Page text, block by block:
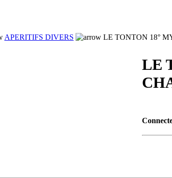
APERITIFS DIVERS LE TONTON 18°
LE